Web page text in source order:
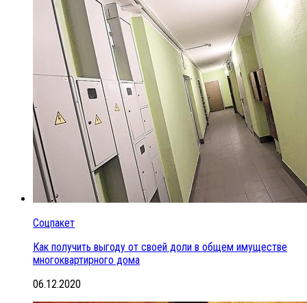
Соцпакет
Как получить выгоду от своей доли в общем имуществе
многоквартирного дома
06.12.2020